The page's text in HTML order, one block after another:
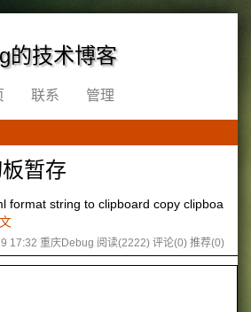
的技术博客
联系 管理
暂存
format string to clipboard copy clipboa
17:32 重庆Debug 阅读(2222) 评论(0) 推荐(0)